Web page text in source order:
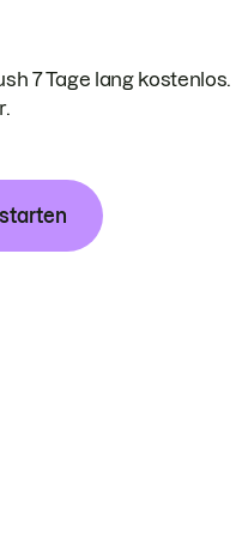
7 Tage lang kostenlos.